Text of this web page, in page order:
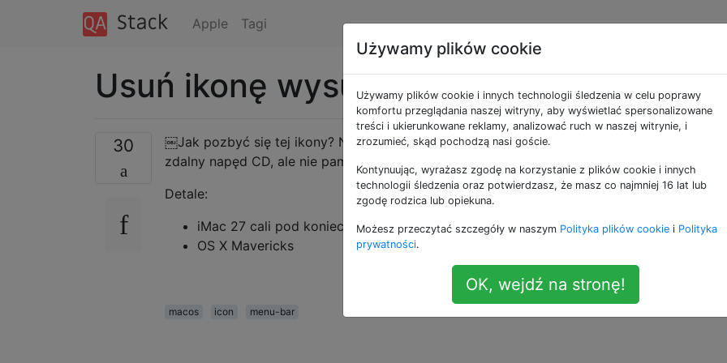
Apple Tagi
Usuń ikonę wysuwania z paska menu
30
￼Jak pozbyć się tej ikony? Nie jestem nawet pewien, do czego to służy. Możliwe, że jest to
zdalny napęd CD, ale nie pamiętam, jak go tam dostałem.
Detale:
iMac 27 cali pod koniec 2012 roku
OS X Mavericks
macos icon menu-bar
Używamy plików cookie
Używamy plików cookie i innych technologii śledzenia w celu poprawy
komfortu przeglądania naszej witryny, aby wyświetlać spersonalizowane
treści i ukierunkowane reklamy, analizować ruch w naszej witrynie, i
zrozumieć, skąd pochodzą nasi goście.
Kontynuując, wyrażasz zgodę na korzystanie z plików cookie i innych
technologii śledzenia oraz potwierdzasz, że masz co najmniej 16 lat lub
zgodę rodzica lub opiekuna.
Możesz przeczytać szczegóły w naszym Polityka plików cookie i Polityka
prywatności.
OK, wejdź na stronę!